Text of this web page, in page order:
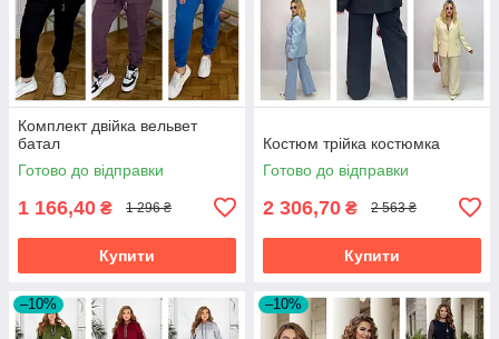
Комплект двійка вельвет
батал
Готово до відправки
1 166,40 ₴ 1 296 ₴
Купити
Костюм трійка костюмка
Готово до відправки
2 306,70 ₴ 2 563 ₴
Купити
–10% –10%